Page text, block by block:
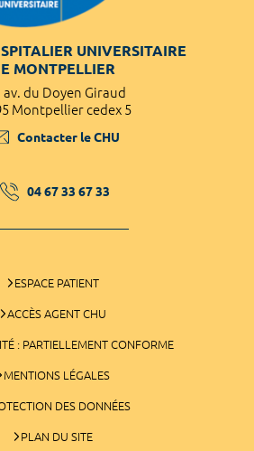
UNIVERSITAIRE
MONTPELLIER
av. du Doyen Giraud
Montpellier cedex 5
Contacter le CHU
04 67 33 67 33
ESPACE PATIENT
ACCÈS AGENT CHU
: PARTIELLEMENT CONFORME
MENTIONS LÉGALES
DES DONNÉES
PLAN DU SITE